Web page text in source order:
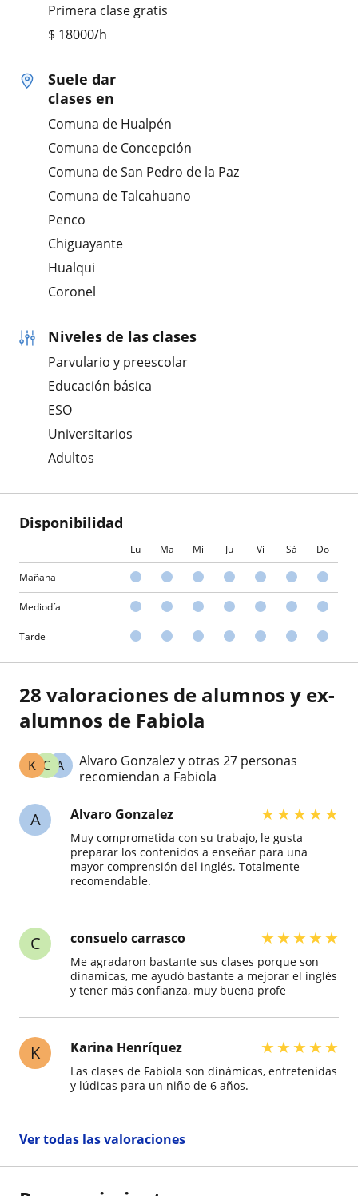
Primera clase gratis
$ 18000/h
Suele dar
clases en
Comuna de Hualpén
Comuna de Concepción
Comuna de San Pedro de la Paz
Comuna de Talcahuano
Penco
Chiguayante
Hualqui
Coronel
Niveles de las clases
Parvulario y preescolar
Educación básica
ESO
Universitarios
Adultos
Disponibilidad
Lu Ma Mi Ju Vi Sá Do
Mañana
Mediodía
Tarde
28 valoraciones de alumnos y ex-
alumnos de Fabiola
A
C
K
Alvaro Gonzalez y otras 27 personas
recomiendan a Fabiola
A Alvaro Gonzalez ★★★★★
Muy comprometida con su trabajo, le gusta
preparar los contenidos a enseñar para una
mayor comprensión del inglés. Totalmente
recomendable.
C consuelo carrasco ★★★★★
Me agradaron bastante sus clases porque son
dinamicas, me ayudó bastante a mejorar el inglés
y tener más confianza, muy buena profe
K Karina Henríquez ★★★★★
Las clases de Fabiola son dinámicas, entretenidas
y lúdicas para un niño de 6 años.
Ver todas las valoraciones